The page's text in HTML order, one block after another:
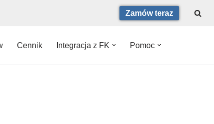
Zamów teraz
Cennik Integracja z FK Pomoc